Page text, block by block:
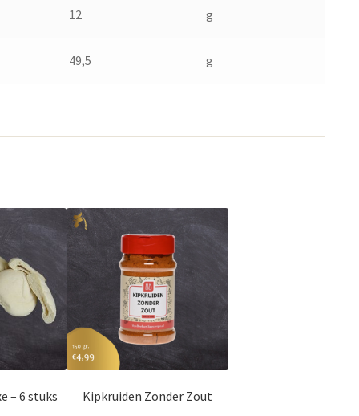
12 g
49,5 g
– 6 stuks Kipkruiden Zonder Zout